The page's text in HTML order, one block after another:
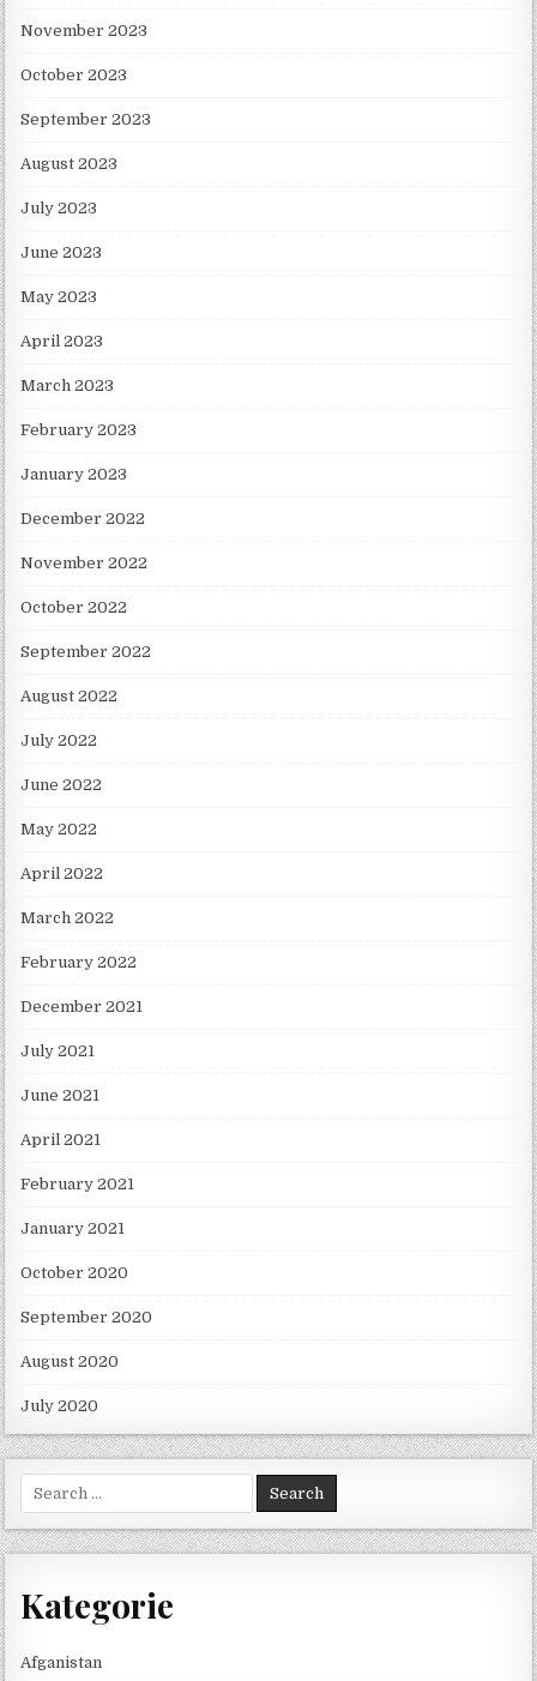
November 2023
October 2023
September 2023
August 2023
July 2023
June 2023
May 2023
April 2023
March 2023
February 2023
January 2023
December 2022
November 2022
October 2022
September 2022
August 2022
July 2022
June 2022
May 2022
April 2022
March 2022
February 2022
December 2021
July 2021
June 2021
April 2021
February 2021
January 2021
October 2020
September 2020
August 2020
July 2020
Search for:
Kategorie
Afganistan